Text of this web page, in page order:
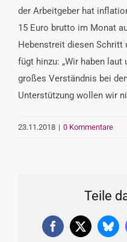
der Arbeitgeber hat
15 Euro brutto im Monat
Hebenstreit diesen Schritt
fügt hinzu: „Wir haben
großes Verständnis bei
Unterstützung wollen wir
23.11.2018 | 0 Kommentare
Teile
Facebook
X